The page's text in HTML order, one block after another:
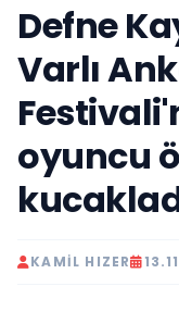
Defne
Varlı
oyuncu
KAMIL HIZER